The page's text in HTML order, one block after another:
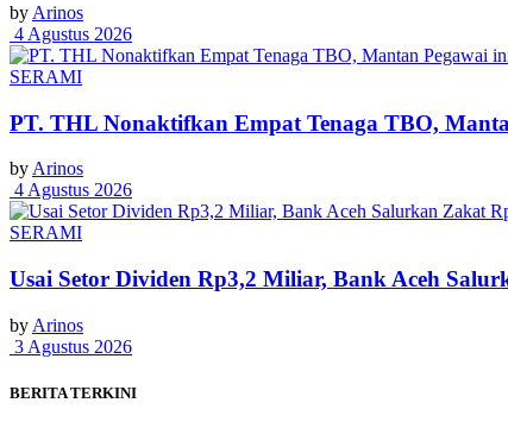
by Arinos
4 Agustus 2026
SERAMI
PT. THL Nonaktifkan Empat Tenaga TBO,
byArinos
4 Agustus 2026
SERAMI
Usai Setor Dividen Rp3,2 Miliar, Bank Aceh
by Arinos
3 Agustus 2026
BERITA TERKINI